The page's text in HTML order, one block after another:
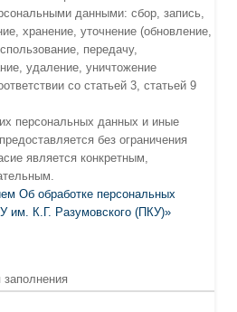
данными: сбор, запись,
хранение, уточнение (обновление,
передачу,
удаление, уничтожение
со статьей 3, статьей 9
персональных данных и иные
без ограничения
является конкретным,
Об обработке персональных
К.Г. Разумовского (ПКУ)»